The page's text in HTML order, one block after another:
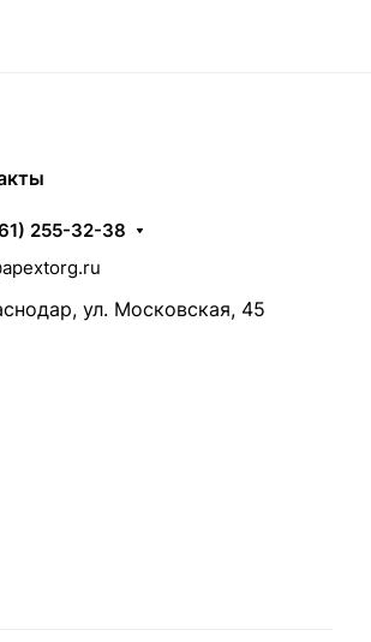
255-32-38
ул. Московская, 45